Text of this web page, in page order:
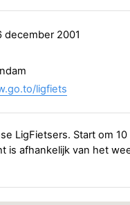
december 2001
ligfiets
LigFietsers. Start om
is afhankelijk van het